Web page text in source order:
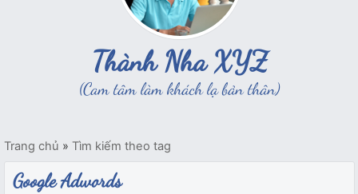
Thành Nha XYZ
(Cam tâm làm khách lạ bản thân)
Trang chủ » Tìm kiếm theo tag
Google Adwords